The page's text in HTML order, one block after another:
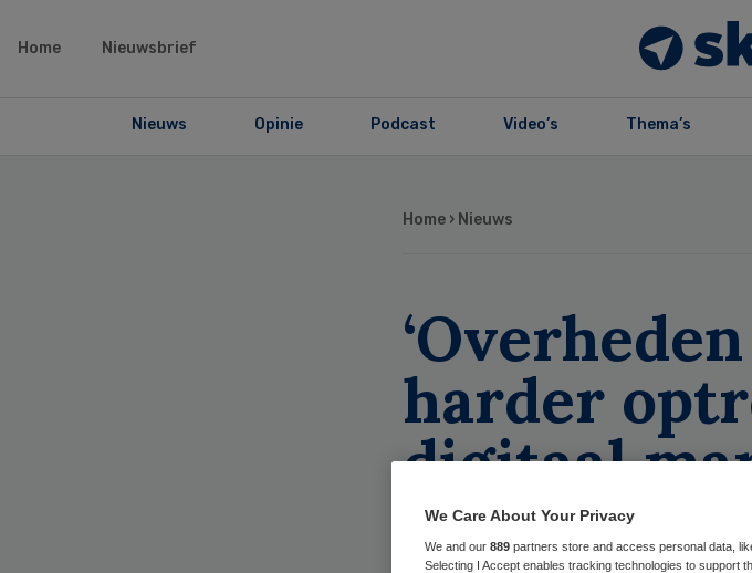
Home Nieuwsbrief
Nieuws Opinie Podcast Video’s Thema’s
Home › Nieuws
harder
digitaal
de zorg’
We Care About Your Privacy
We and our 889 partners store and access personal data,
Selecting I Accept enables tracking technologies to support